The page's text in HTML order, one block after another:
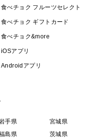
食べチョク フルーツセレクト
食べチョク ギフトカード
食べチョク&more
iOSアプリ
Androidアプリ
手県
宮城県
島県
茨城県